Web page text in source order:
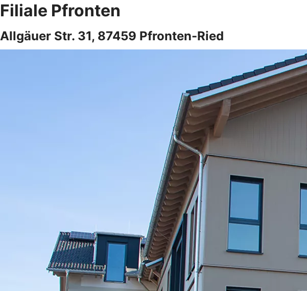
Filiale Pfronten
Allgäuer Str. 31, 87459 Pfronten-Ried